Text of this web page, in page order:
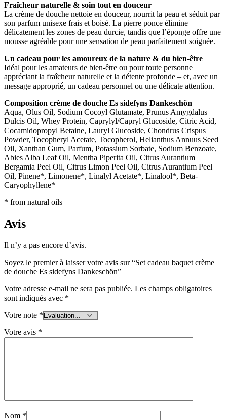
Fraîcheur naturelle & soin tout en douceur
La crème de douche nettoie en douceur, nourrit la peau et séduit par
son parfum unisexe frais et boisé. La pierre ponce élimine
délicatement les zones de peau durcie, tandis que l’éponge offre une
mousse agréable pour une sensation de peau parfaitement soignée.
Un cadeau pour les amoureux de la nature & du bien-être
Idéal pour les amateurs de bien-être ou pour toute personne
appréciant la fraîcheur naturelle et la détente profonde – et, avec un
message approprié, un cadeau personnel ou une délicate attention.
Composition crème de douche Es sidefyns Dankeschön
Aqua, Olus Oil, Sodium Cocoyl Glutamate, Prunus Amygdalus
Dulcis Oil, Whey Protein, Caprylyl/Capryl Glucoside, Citric Acid,
Cocamidopropyl Betaine, Lauryl Glucoside, Chondrus Crispus
Powder, Tocopheryl Acetate, Tocopherol, Helianthus Annuus Seed
Oil, Xanthan Gum, Parfum, Potassium Sorbate, Sodium Benzoate,
Abies Alba Leaf Oil, Mentha Piperita Oil, Citrus Aurantium
Bergamia Peel Oil, Citrus Limon Peel Oil, Citrus Aurantium Peel
Oil, Pinene*, Limonene*, Linalyl Acetate*, Linalool*, Beta-
Caryophyllene*
* from natural oils
Avis
Il n’y a pas encore d’avis.
Soyez le premier à laisser votre avis sur “Set cadeau baquet crème
de douche Es sidefyns Dankeschön”
Votre adresse e-mail ne sera pas publiée. Les champs obligatoires
sont indiqués avec *
Votre note *
Votre avis *
Nom *